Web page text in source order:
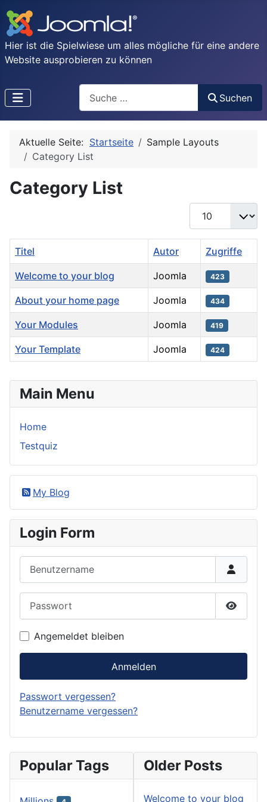
Hier ist die Spielwiese um alles mögliche für eine andere
Website ausprobieren zu können
Type 2 or more characters for results.
Suchen
Aktuelle Seite: Startseite
Sample Layouts
Category List
Category List
Anzeige #
Titel Autor Zugriffe
Welcome to your blog Joomla 423
About your home page Joomla 434
Your Modules Joomla 419
Your Template Joomla 424
Main Menu
Home
Testquiz
My Blog
Login Form
Angemeldet bleiben
Anmelden
Passwort vergessen?
Benutzername vergessen?
Popular Tags Older Posts
Welcome to your blog